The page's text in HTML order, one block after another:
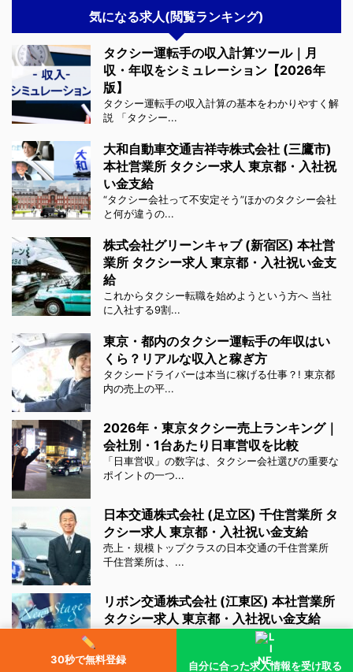
気になる求人(閲覧ランキング)
タクシー運転手の収入計算ツール｜月
収・年収をシミュレーション【2026年
版】
タクシー運転手の収入計算の基本をわかりやすく解
説 「タクシー...
大和自動車交通吉祥寺株式会社 (三鷹市)
本社営業所 タクシー求人 東京都・入社祝
い金支給
“タクシー会社って不安定そう”ほかのタクシー会社
と何が違うの...
株式会社グリーンキャブ (新宿区) 本社営
業所 タクシー求人 東京都・入社祝い金支
給
これからタクシー転職を始めようという方へ 当社
に入社する9割...
東京・都内のタクシー運転手の年収はい
くら？リアルな収入と稼ぎ方
タクシードライバーは本当に稼げる仕事？! 東京都
内の売上の平...
2026年・東京タクシー売上ランキング｜
会社別・1台あたり日車営収を比較
「日車営収」の数字は、タクシー会社選びの重要な
ポイントの一つ...
日本交通株式会社 (足立区) 千住営業所 タ
クシー求人 東京都・入社祝い金支給
売上・規模トップクラスの日本交通の千住営業所
千住営業所は、...
リボン交通株式会社 (江東区) 本社営業所
タクシー求人 東京都・入社祝い金支給
24年3月1日に日本交通グループ「リボン交通」に
30秒で無料登録
自分に合った求人情報を受け取る